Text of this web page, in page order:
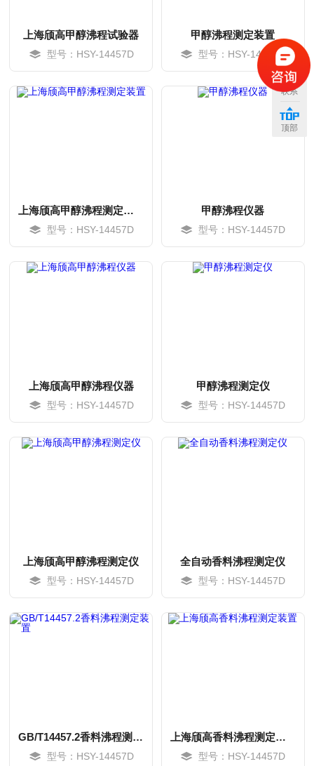
上海颀高甲醇沸程试验器
型号：HSY-14457D
甲醇沸程测定装置
型号：HSY-14457D
上海颀高甲醇沸程测定装置
型号：HSY-14457D
甲醇沸程仪器
型号：HSY-14457D
上海颀高甲醇沸程仪器
型号：HSY-14457D
甲醇沸程测定仪
型号：HSY-14457D
上海颀高甲醇沸程测定仪
型号：HSY-14457D
全自动香料沸程测定仪
型号：HSY-14457D
GB/T14457.2香料沸程测定装置
型号：HSY-14457D
上海颀高香料沸程测定装置
型号：HSY-14457D
联系
顶部